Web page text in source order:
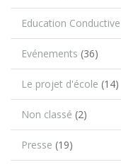
Education Conductive
Evénements (36)
Le projet d'école (14)
Non classé (2)
Presse (19)